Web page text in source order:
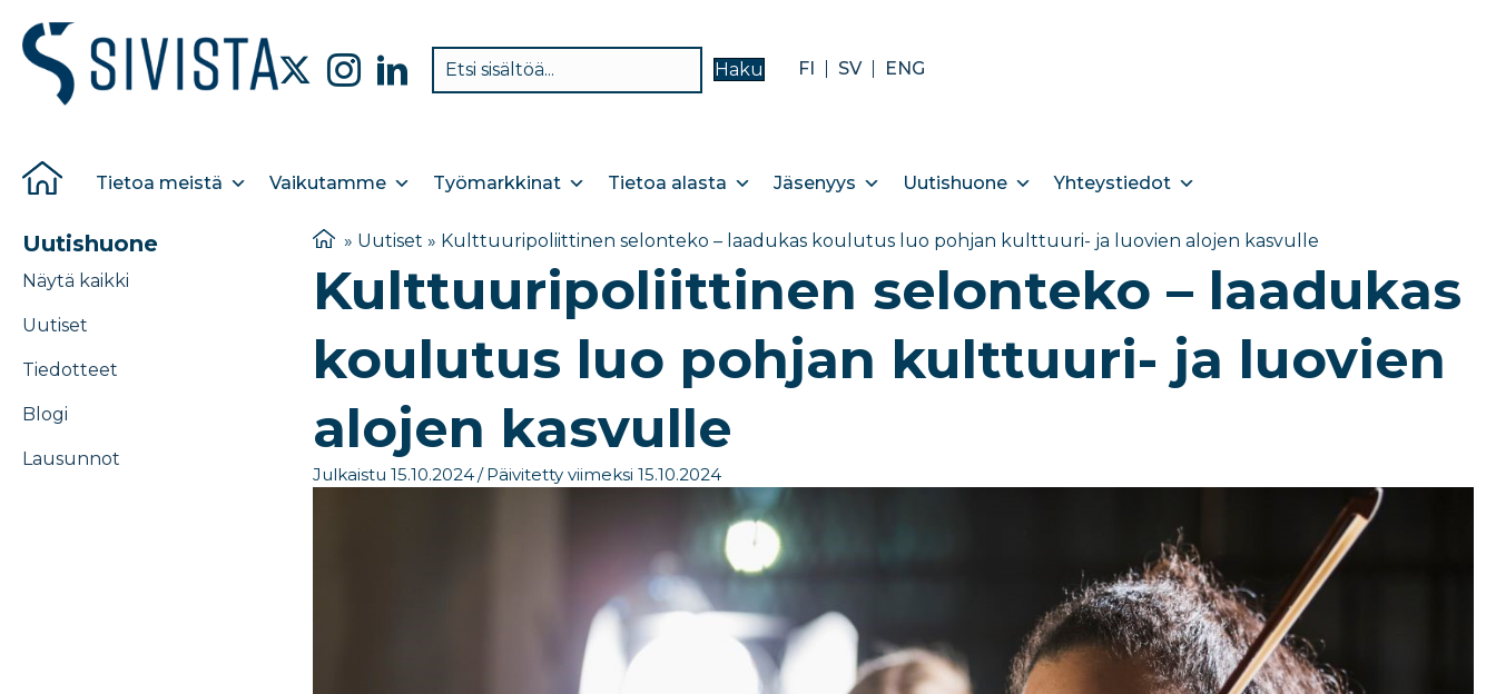
Haku FI SV ENG
Tietoa meistä Vaikutamme Työmarkkinat Tietoa alasta Jäsenyys Uutishuone Yhteystiedot
Uutishuone
Näytä kaikki
Uutiset
Tiedotteet
Blogi
Lausunnot
» Uutiset » Kulttuuripoliittinen selonteko – laadukas koulutus luo pohjan kulttuuri- ja luovien alojen kasvulle
Kulttuuripoliittinen selonteko – laadukas
koulutus luo pohjan kulttuuri- ja luovien
alojen kasvulle
Julkaistu 15.10.2024/ Päivitetty viimeksi 15.10.2024